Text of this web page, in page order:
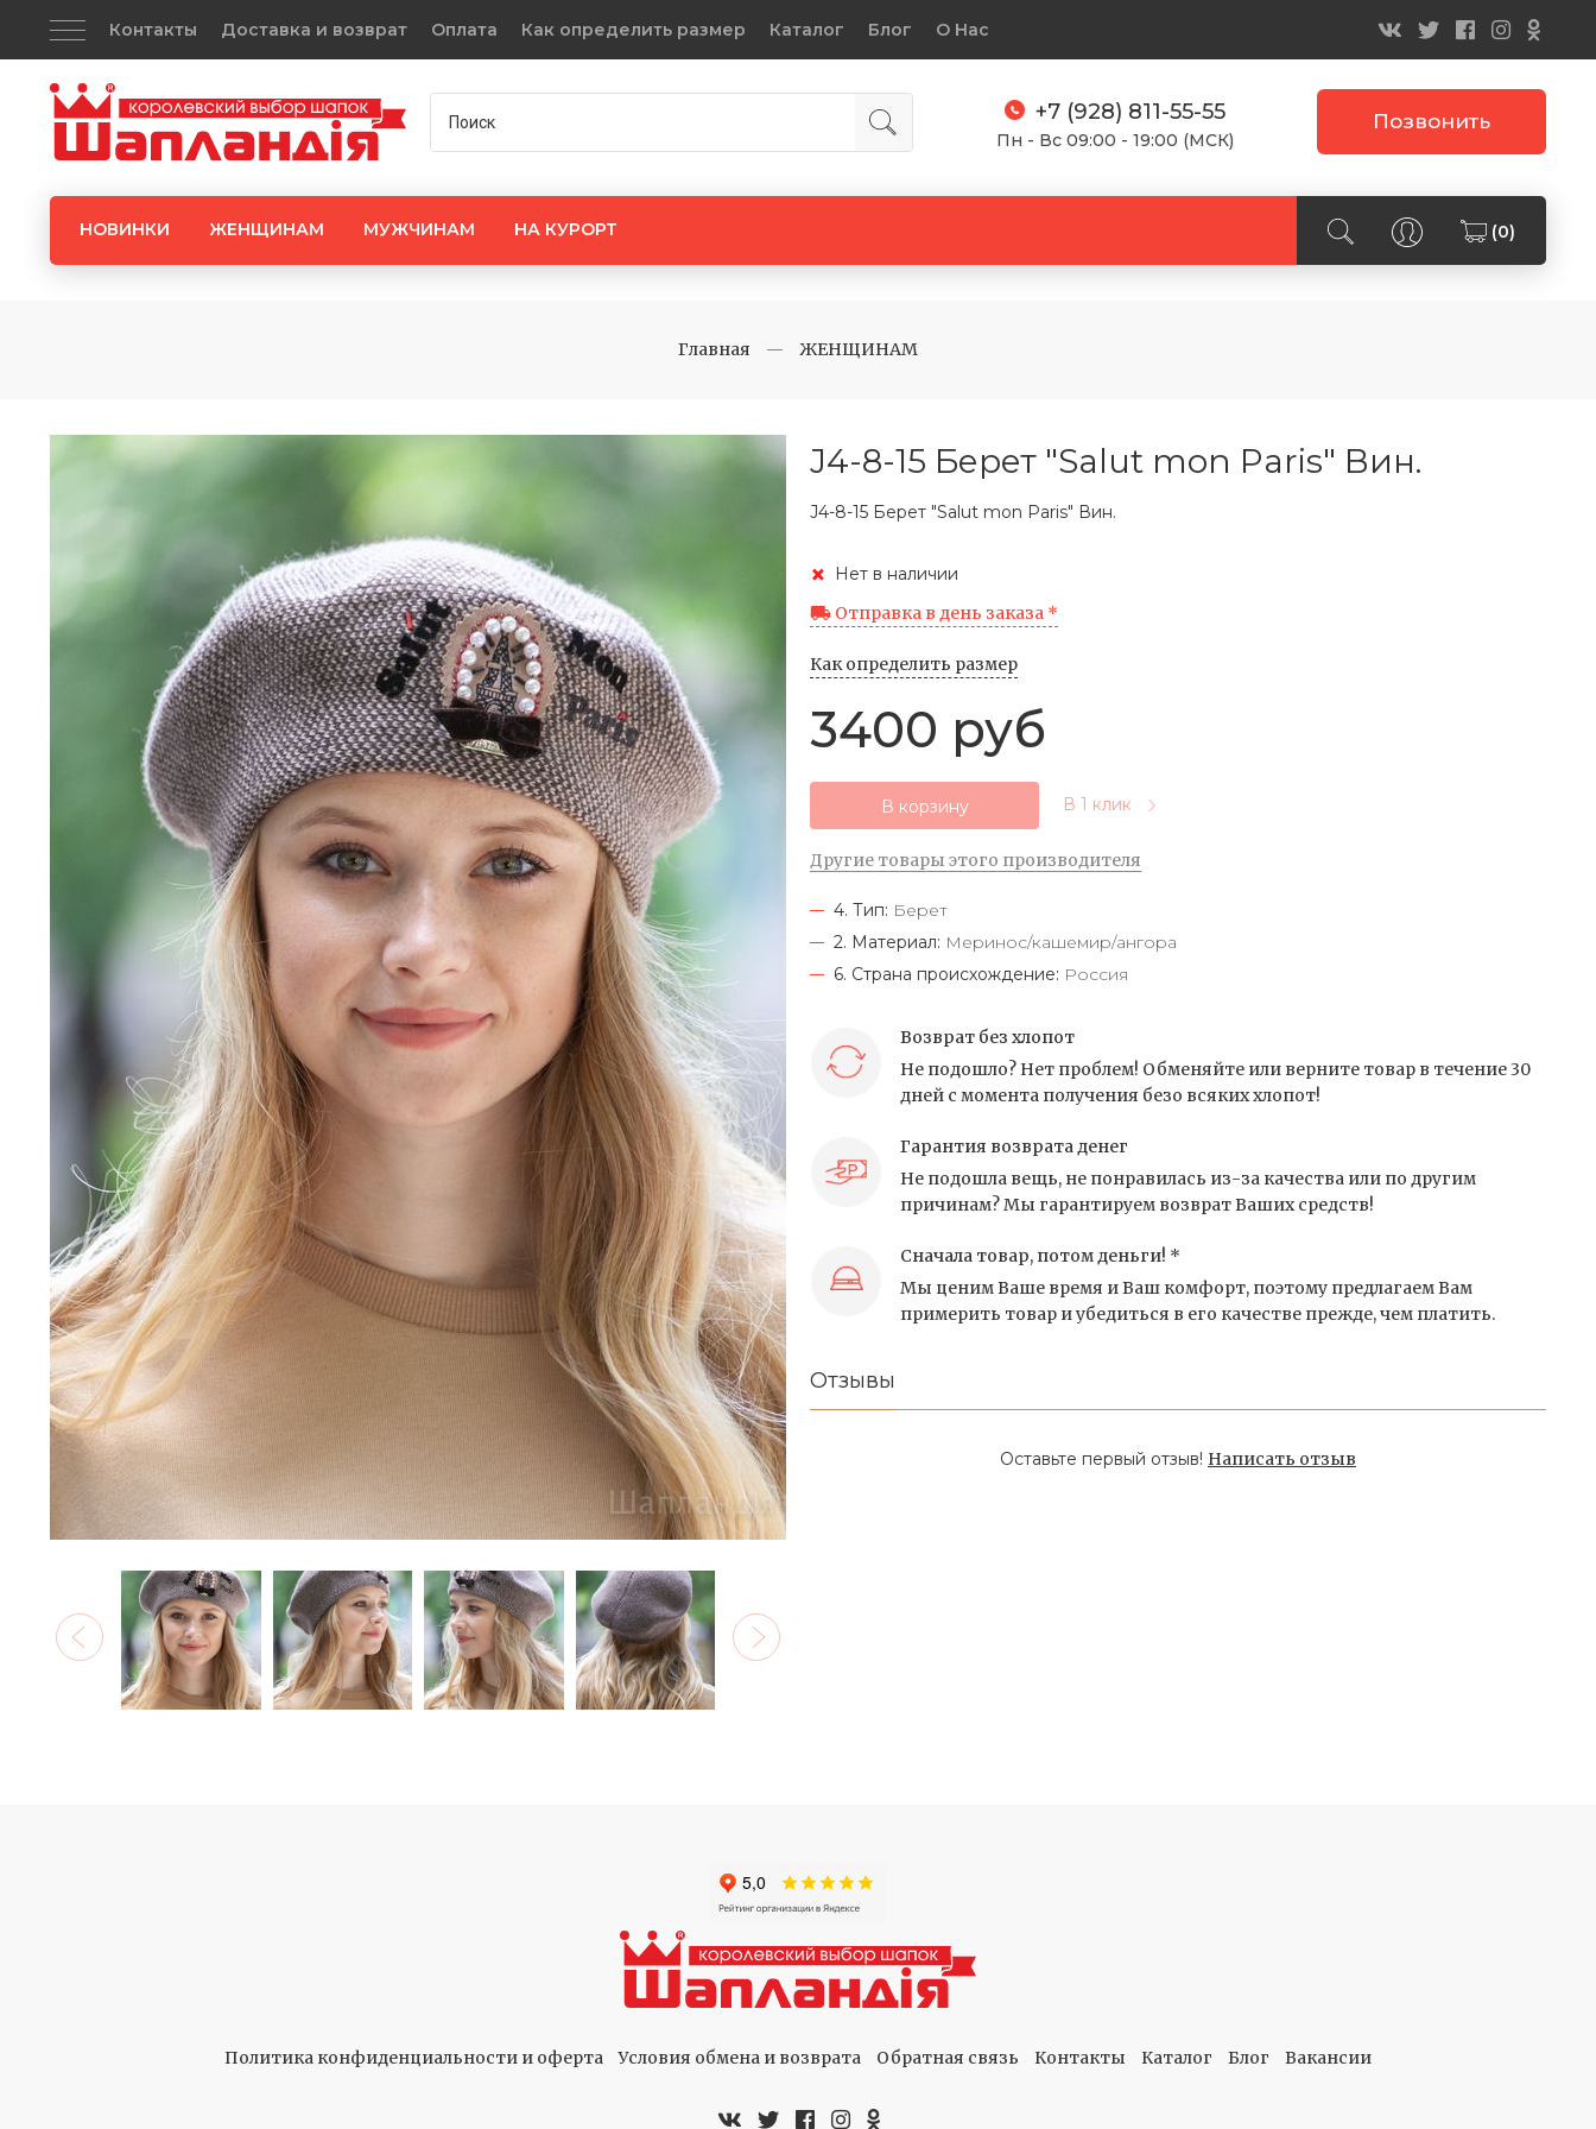
Контакты Доставка и возврат Оплата Как определить размер Каталог Блог О Нас
+7 (928) 811-55-55
Пн - Вс 09:00 - 19:00 (МСК)
Позвонить
НОВИНКИ ЖЕНЩИНАМ МУЖЧИНАМ НА КУРОРТ (0)
Главная ЖЕНЩИНАМ
J4-8-15 Берет "Salut mon Paris" Вин.
J4-8-15 Берет "Salut mon Paris" Вин.
Нет в наличии
Отправка в день заказа *
Как определить размер
3400 руб
В корзину В 1 клик
Другие товары этого производителя
4. Тип: Берет
2. Материал: Меринос/кашемир/ангора
6. Страна происхождение: Россия
Возврат без хлопот
Не подошло? Нет проблем! Обменяйте или верните товар в течение 30
дней с момента получения безо всяких хлопот!
Гарантия возврата денег
Не подошла вещь, не понравилась из-за качества или по другим
причинам? Мы гарантируем возврат Ваших средств!
Сначала товар, потом деньги! *
Мы ценим Ваше время и Ваш комфорт, поэтому предлагаем Вам
примерить товар и убедиться в его качестве прежде, чем платить.
Отзывы
Оставьте первый отзыв! Написать отзыв
Политика конфиденциальности и оферта Условия обмена и возврата Обратная связь Контакты Каталог Блог Вакансии